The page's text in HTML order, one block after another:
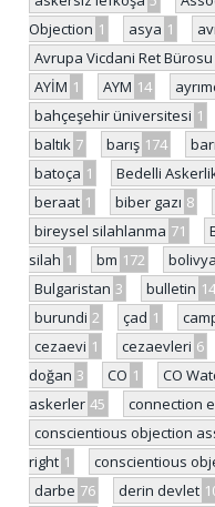
Objection 1 asya 1
Avrupa Vicdani Ret Bürosu
AYİM 1 AYM 14
bahçeşehir üniversitesi 1
baltık 7 barış 174
batoça 1 Bedelli
beraat 1 biber gazı 8
bireysel silahlanma 71
silah 1 bm 172 bolivya
Bulgaristan 3 bulletin 14
burundi 2 çad 1
cezaevi 1 cezaevleri 6
doğan 3 CO 1 CO
askerler 45 connection
conscientious objection
right 1 conscientious
darbe 76 derin devlet